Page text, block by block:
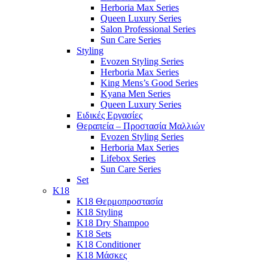
Herboria Max Series
Queen Luxury Series
Salon Professional Series
Sun Care Series
Styling
Evozen Styling Series
Herboria Max Series
King Mens’s Good Series
Kyana Men Series
Queen Luxury Series
Ειδικές Εργασίες
Θεραπεία – Προστασία Μαλλιών
Evozen Styling Series
Herboria Max Series
Lifebox Series
Sun Care Series
Set
K18
K18 Θερμοπροστασία
K18 Styling
K18 Dry Shampoo
K18 Sets
K18 Conditioner
K18 Μάσκες